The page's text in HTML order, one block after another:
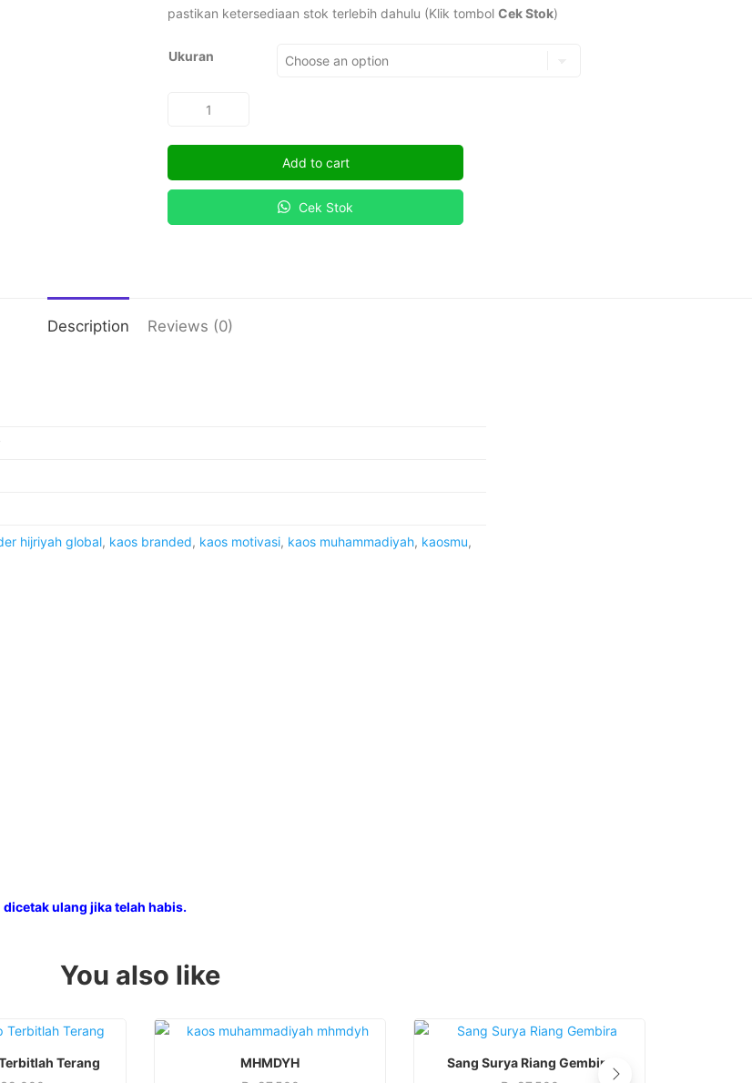
pastikan ketersediaan stok terlebih dahulu (Klik tombol Cek Stok)
Ukuran
(Persatuan
-
Add to cart
Cek Stok
Description Reviews (0)
hijriyah global, kaos branded, kaos motivasi, kaos muhammadiyah, kaosmu,
dicetak ulang jika telah habis.
You also like
OPTIONS
product
Terang
SELECT OPTIONS
MHMDYH
SELECT OPTIONS
product
Sang Surya Riang Gembira